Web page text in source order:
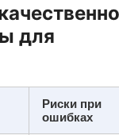
для
Риски при
ошибках